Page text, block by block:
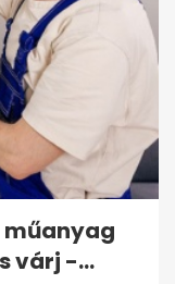
műanyag
várj -...